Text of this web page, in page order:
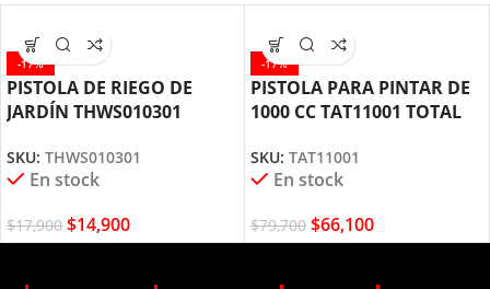
-17%
PISTOLA DE RIEGO DE
JARDÍN THWS010301
SKU: THWS010301
En stock
$17,900 $14,900
-17%
PISTOLA PARA PINTAR DE
1000 CC TAT11001 TOTAL
SKU: TAT11001
En stock
$79,700 $66,100